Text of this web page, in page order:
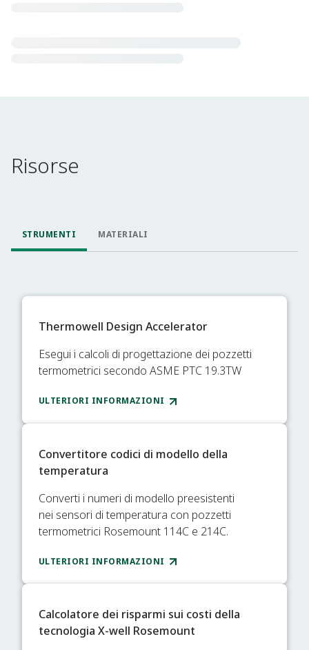
Risorse
STRUMENTI MATERIALI
Thermowell Design Accelerator
Esegui i calcoli di progettazione dei pozzetti
termometrici secondo ASME PTC 19.3TW
ULTERIORI INFORMAZIONI
Convertitore codici di modello della
temperatura
Converti i numeri di modello preesistenti
nei sensori di temperatura con pozzetti
termometrici Rosemount 114C e 214C.
ULTERIORI INFORMAZIONI
Calcolatore dei risparmi sui costi della
tecnologia X-well Rosemount